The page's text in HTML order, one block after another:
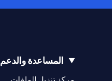
المساعدة والدعم